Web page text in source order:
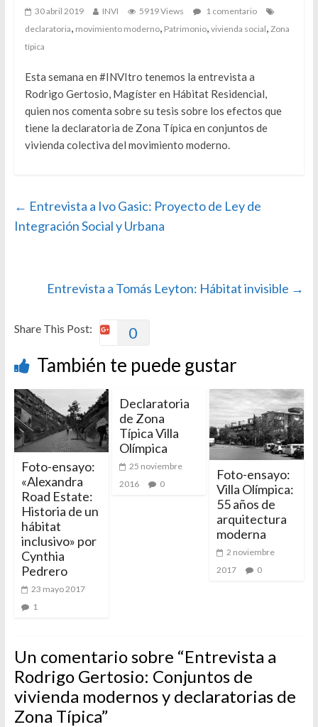
30 abril 2019 INVI 5919 Views
1 comentario
declaratoria, movimiento moderno, Patrimonio, vivienda social, Zona
típica
Esta semana en #INVItro tenemos la entrevista a
Rodrigo Gertosio, Magíster en Hábitat Residencial,
quien nos comenta sobre su tesis sobre los efectos que
tiene la declaratoria de Zona Típica en conjuntos de
vivienda colectiva del movimiento moderno.
← Entrevista a Ivo Gasic: Proyecto de Ley de
Integración Social y Urbana
Entrevista a Tomás Leyton: Hábitat invisible →
Share This Post: 0
También te puede gustar
Foto-ensayo:
«Alexandra
Road Estate:
Historia de un
hábitat
inclusivo» por
Cynthia
Pedrero
23 mayo 2017
1
Declaratoria
de Zona
Típica Villa
Olímpica
25 noviembre
2016
0
Foto-ensayo:
Villa Olímpica:
55 años de
arquitectura
moderna
2 noviembre
2017
0
Un comentario sobre “Entrevista a
Rodrigo Gertosio: Conjuntos de
vivienda modernos y declaratorias de
Zona Típica”